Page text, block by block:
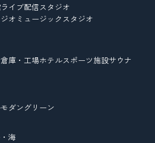
ライブ配信スタジオ
オ ミュージックスタジオ
倉庫・工場ホテルスポーツ施設サウナ
ダングリーン
海